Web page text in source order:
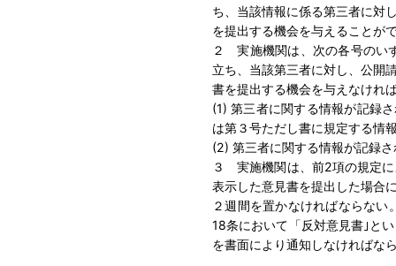
ち、当該情報に係る第三者に対
を提出する機会を与えることが
２ 実施機関は、次の各号のい
立ち、当該第三者に対し、公開
書を提出する機会を与えなけれ
(1) 第三者に関する情報が記録
は第３号ただし書に規定する情
(2) 第三者に関する情報が記録
３ 実施機関は、前2項の規定に
表示した意見書を提出した場合
２週間を置かなければならな
18条において「反対意見書｣と
を書面により通知しなければな